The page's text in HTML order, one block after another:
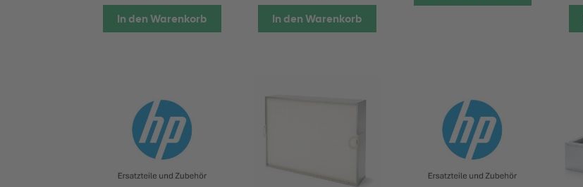
In den Warenkorb In den Warenkorb